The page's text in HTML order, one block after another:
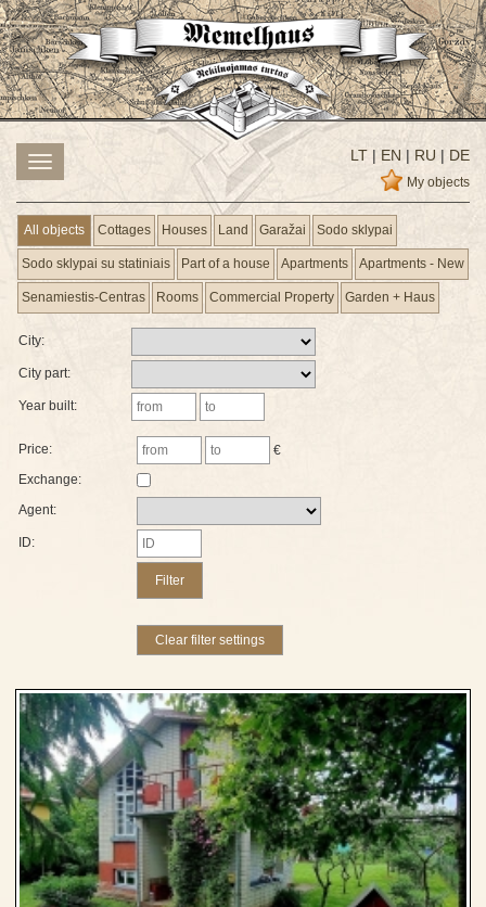
Toggle
navigation
LT | EN | RU | DE
My objects
All objects Cottages Houses Land Garažai Sodo sklypai
Sodo sklypai su statiniais Part of a house Apartments Apartments - New
Senamiestis-Centras Rooms Commercial Property Garden + Haus
City:
City part:
Year built:
Price:
€
Exchange:
Agent:
ID: